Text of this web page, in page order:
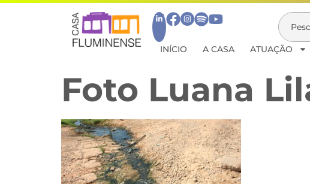
INÍCIO A CASA ATUAÇÃO
Foto Luana